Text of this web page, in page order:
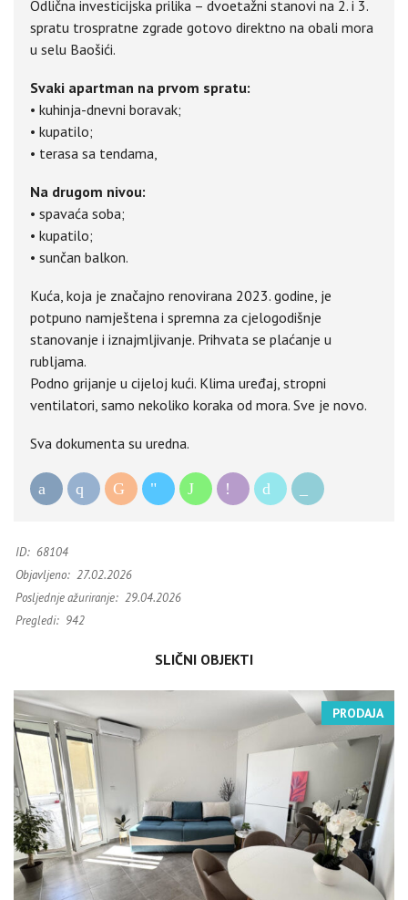
Odlična investicijska prilika – dvoetažni stanovi na 2. i 3.
spratu trospratne zgrade gotovo direktno na obali mora
u selu Baošići.
Svaki apartman na prvom spratu:
• kuhinja-dnevni boravak;
• kupatilo;
• terasa sa tendama,
Na drugom nivou:
• spavaća soba;
• kupatilo;
• sunčan balkon.
Kuća, koja je značajno renovirana 2023. godine, je
potpuno namještena i spremna za cjelogodišnje
stanovanje i iznajmljivanje. Prihvata se plaćanje u
rubljama.
Podno grijanje u cijeloj kući. Klima uređaj, stropni
ventilatori, samo nekoliko koraka od mora. Sve je novo.
Sva dokumenta su uredna.
ID: 68104
Objavljeno: 27.02.2026
Posljednje ažuriranje: 29.04.2026
Pregledi: 942
SLIČNI OBJEKTI
PRODAJA